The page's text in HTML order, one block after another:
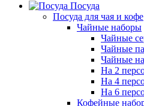
Посуда
Посуда для чая и кофе
Чайные наборы
Чайные
Чайные
Чайные
На 2
На 4
На 6
Кофейные